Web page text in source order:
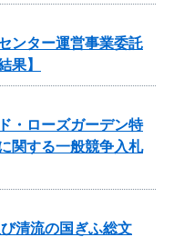
ンター運営事業委託
果】
・ローズガーデン特
関する一般競争入札
清流の国ぎふ総文